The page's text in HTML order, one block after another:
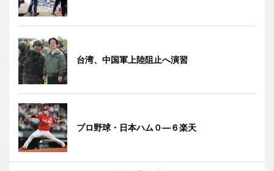
台湾、中国軍上陸阻止へ演習
プロ野球・日本ハム０―６楽天